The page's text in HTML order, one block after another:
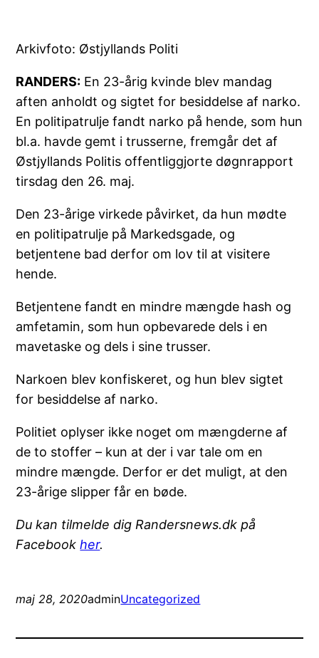
Arkivfoto: Østjyllands Politi
RANDERS: En 23-årig kvinde blev mandag
aften anholdt og sigtet for besiddelse af narko.
En politipatrulje fandt narko på hende, som hun
bl.a. havde gemt i trusserne, fremgår det af
Østjyllands Politis offentliggjorte døgnrapport
tirsdag den 26. maj.
Den 23-årige virkede påvirket, da hun mødte
en politipatrulje på Markedsgade, og
betjentene bad derfor om lov til at visitere
hende.
Betjentene fandt en mindre mængde hash og
amfetamin, som hun opbevarede dels i en
mavetaske og dels i sine trusser.
Narkoen blev konfiskeret, og hun blev sigtet
for besiddelse af narko.
Politiet oplyser ikke noget om mængderne af
de to stoffer – kun at der i var tale om en
mindre mængde. Derfor er det muligt, at den
23-årige slipper får en bøde.
Du kan tilmelde dig Randersnews.dk på
Facebookher.
maj 28, 2020adminUncategorized